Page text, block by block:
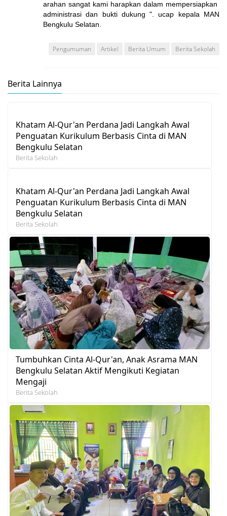
arahan sangat kami harapkan dalam mempersiapkan
administrasi dan bukti dukung ". ucap kepala MAN
Bengkulu Selatan.
Pengumuman Artikel Berita Umum Berita Sekolah
Berita Lainnya
Khatam Al-Qur'an Perdana Jadi Langkah Awal
Penguatan Kurikulum Berbasis Cinta di MAN
Bengkulu Selatan
Berita Sekolah
Khatam Al-Qur'an Perdana Jadi Langkah Awal
Penguatan Kurikulum Berbasis Cinta di MAN
Bengkulu Selatan
Berita Sekolah
Tumbuhkan Cinta Al-Qur'an, Anak Asrama MAN
Bengkulu Selatan Aktif Mengikuti Kegiatan
Mengaji
Berita Sekolah